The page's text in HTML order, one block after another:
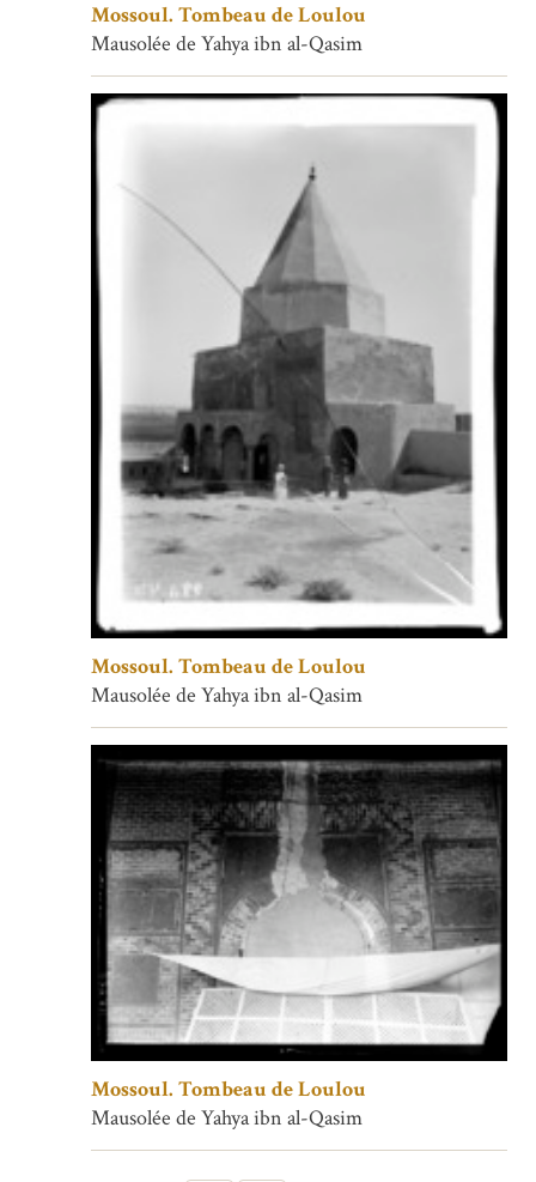
Mossoul. Tombeau de Loulou
Mausolée de Yahya ibn al-Qasim
Mossoul. Tombeau de Loulou
Mausolée de Yahya ibn al-Qasim
Mossoul. Tombeau de Loulou
Mausolée de Yahya ibn al-Qasim